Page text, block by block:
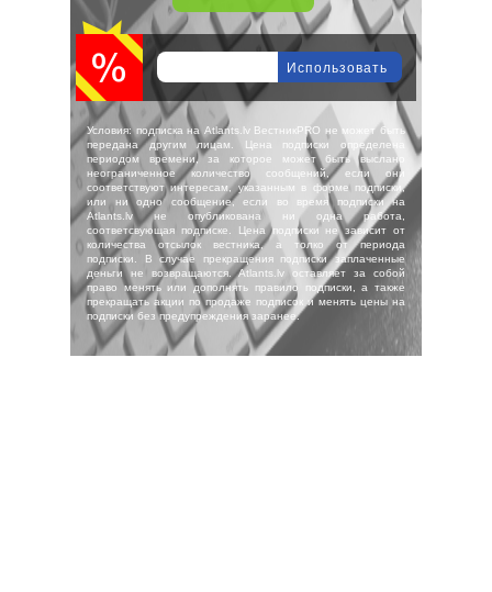
Использовать
Условия: подписка на Atlants.lv ВестникPRO не может быть
передана другим лицам. Цена подписки определена
периодом времени, за которое может быть выслано
неограниченное количество сообщений, если они
соответствуют интересам, указанным в форме подписки,
или ни одно сообщение, если во время подписки на
Atlants.lv не опубликована ни одна работа,
соответсвующая подписке. Цена подписки не зависит от
количества отсылок вестника, а толко от периода
подписки. В случае прекращения подписки заплаченные
деньги не возвращаются. Atlants.lv оставляет за собой
право менять или дополнять правило подписки, а также
прекращать акции по продаже подписок и менять цены на
подписки без предупреждения заранее.